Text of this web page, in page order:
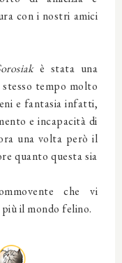
con i nostri amici
è stata una
tempo molto
e fantasia infatti,
e incapacità di
una volta però il
quanto questa sia
che vi
il mondo felino.